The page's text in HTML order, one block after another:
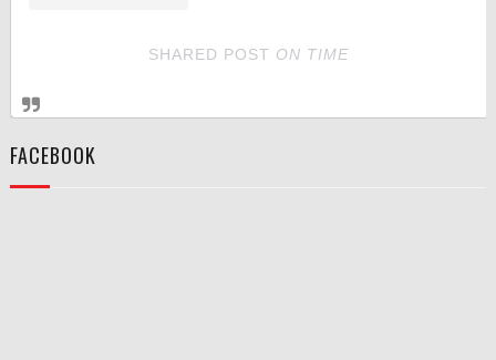
SHARED POST ON TIME
FACEBOOK